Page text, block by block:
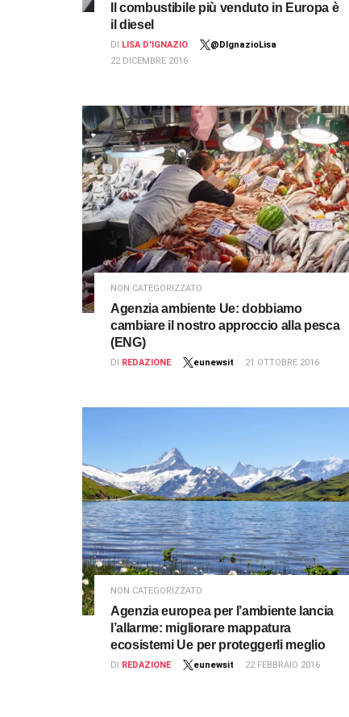
Il combustibile più venduto in Europa è
il diesel
DI LISA D'IGNAZIO
@DIgnazioLisa
22 DICEMBRE 2016
NON CATEGORIZZATO
Agenzia ambiente Ue: dobbiamo
cambiare il nostro approccio alla pesca
(ENG)
DI REDAZIONE eunewsit 21 OTTOBRE 2016
NON CATEGORIZZATO
Agenzia europea per l’ambiente lancia
l’allarme: migliorare mappatura
ecosistemi Ue per proteggerli meglio
DI REDAZIONE eunewsit 22 FEBBRAIO 2016